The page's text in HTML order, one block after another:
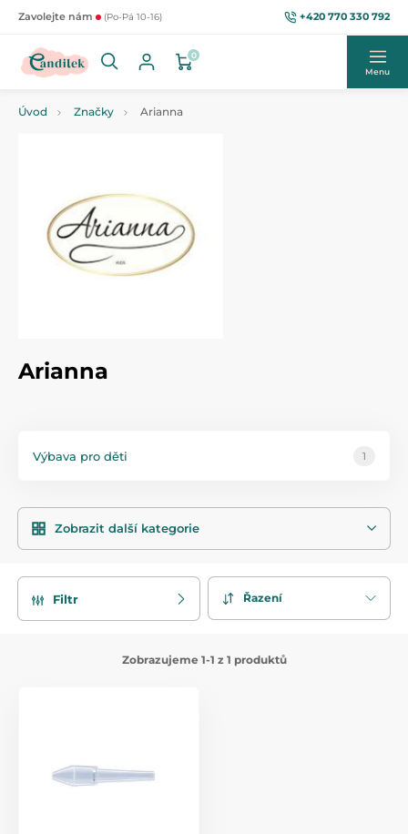
Zavolejte nám (Po-Pá 10-16) +420 770 330 792
0
Menu
Úvod Značky Arianna
Arianna
Výbava pro děti 1
Zobrazit další kategorie
Filtr Řazení
Zobrazujeme 1-1 z 1 produktů